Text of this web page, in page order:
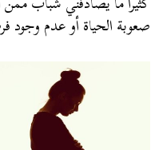
صعوبة الحياة أو عدم